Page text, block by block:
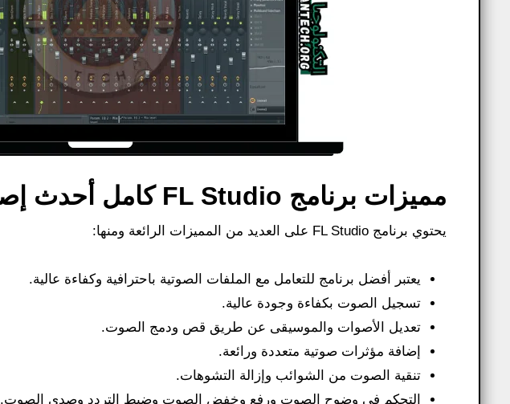
مميزات برنامج FL Studio كامل أحدث إصدار:
يحتوي برنامج FL Studio على العديد من المميزات الرائعة ومنها:
يعتبر أفضل برنامج للتعامل مع الملفات الصوتية باحترافية وكفاءة عالية.
تسجيل الصوت بكفاءة وجودة عالية.
تعديل الأصوات والموسيقى عن طريق قص ودمج الصوت.
إضافة مؤثرات صوتية متعددة ورائعة.
تنقية الصوت من الشوائب وإزالة التشوهات.
التحكم في وضوح الصوت ورفع وخفض الصوت وضبط التردد وصدى الصوت.